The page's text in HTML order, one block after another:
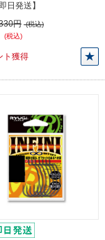
日発送】
円 (税込)
(税込)
ト獲得